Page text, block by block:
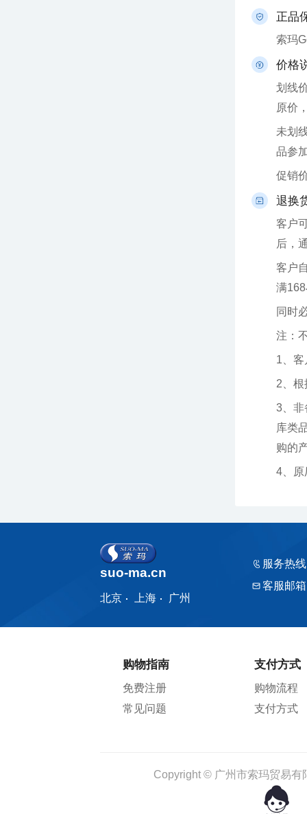
正品
索玛
价格
原价
品参
促销
退换
后，
满
同时
注：
1、
2、
购的
4、原
suo-ma.cn
北京 上海 广州
服务热
客服邮
购物指南
免费注册
常见问题
支付方式
购物流程
支付方式
Copyright © 广州市索玛贸易